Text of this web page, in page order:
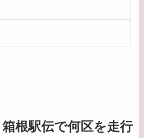
根駅伝で何区を走行